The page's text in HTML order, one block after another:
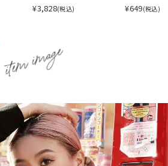
¥3,828(税込) ¥649(税込)
item image